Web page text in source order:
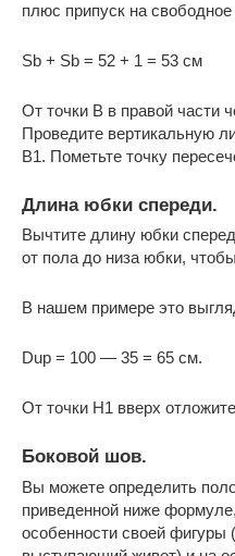
плюс припуск на свободное
Sb + Sb = 52 + 1 = 53 см
От точки B в правой части
Проведите вертикальную
B1. Пометьте точку
Длина юбки спереди.
Вычтите длину юбки
от пола до низа юбки,
В нашем примере это
Dup = 100 — 35 = 65 см.
От точки H1 вверх
Боковой шов.
Вы можете определить
приведенной ниже
особенности своей